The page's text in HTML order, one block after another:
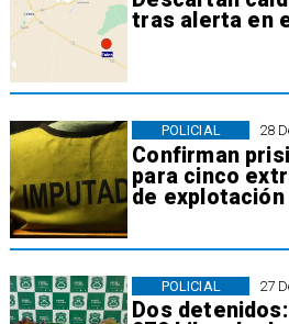
tras alerta en
28
Confirman
para cinco
de explotación
POLICIAL
27
Dos
POLICIAL